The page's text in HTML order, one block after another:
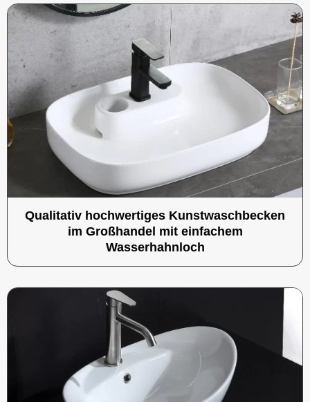
Qualitativ hochwertiges Kunstwaschbecken
im Großhandel mit einfachem
Wasserhahnloch